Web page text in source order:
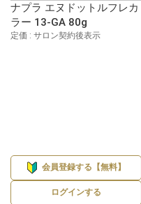
ナプラ エヌドットルフレカ
ラー 13-GA 80g
定価 : サロン契約後表示
会員登録する【無料】
ログインする